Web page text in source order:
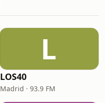
L
LOS40
Madrid · 93.9 FM